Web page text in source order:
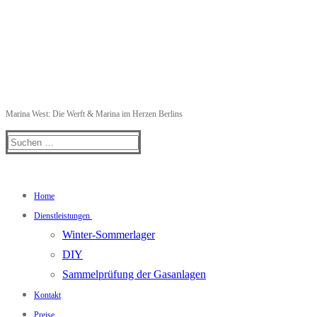
Marina West: Die Werft & Marina im Herzen Berlins
Suchen
Home
Dienstleistungen
Winter-Sommerlager
DIY
Sammelprüfung der Gasanlagen
Kontakt